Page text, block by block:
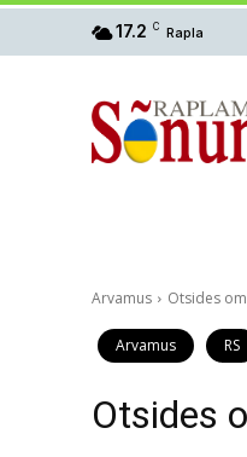
17.2 C Rapla
Arvamus Otsides
Arvamus RS
Otsides